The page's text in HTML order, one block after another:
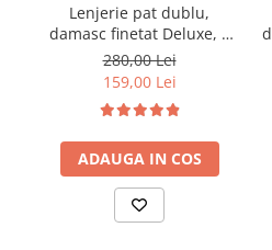
Lenjerie pat dublu,
damasc finetat Deluxe, 6
piese, cearceaf pat cu
elastic, Alb
280,00 Lei
159,00 Lei
ADAUGA IN COS